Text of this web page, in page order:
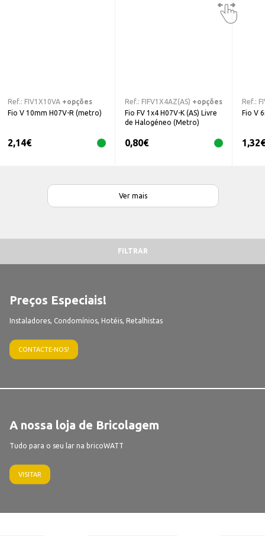
Ref.: FIV1X10VA +opções
Fio V 10mm H07V-R (metro)
2,14€
Ref.: FIFV1X4AZ(AS) +opções
Fio FV 1x4 H07V-K (AS) Livre
de Halogéneo (Metro)
0,80€
Ref.:
Fio V
1,32€
Ver mais
FILTRAR
Preços Especiais!
Instaladores, Condomínios, Hotéis, Retalhistas
CONTACTE-NOS!
A nossa loja de Bricolagem
Tudo para o seu lar na bricoWATT
VISITAR